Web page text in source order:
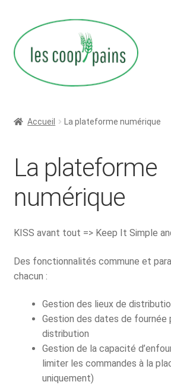
la
navigation
au
contenu
La plateforme numérique
Membres
Accueil La plateforme numérique
La plateforme
numérique
KISS avant tout => Keep It Simple
Des fonctionnalités commune et
chacun :
Gestion des lieux de
Gestion des dates de fournée
distribution
Gestion de la capacité
limiter les commandes à la
uniquement)